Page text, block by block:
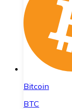
Bitcoin
BTC